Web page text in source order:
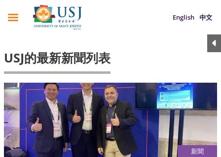
English 中文
USJ的最新新聞列表
新聞